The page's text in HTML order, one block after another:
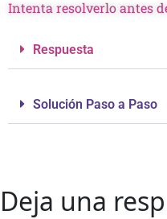
Intenta resolverlo antes
Respuesta
Solución Paso a Paso
Deja una